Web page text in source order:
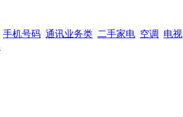
手机号码 通讯业务类 二手家电 空调 电视